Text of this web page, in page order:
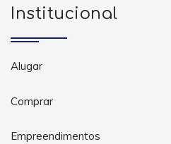
Institucional
Alugar
Comprar
Empreendimentos